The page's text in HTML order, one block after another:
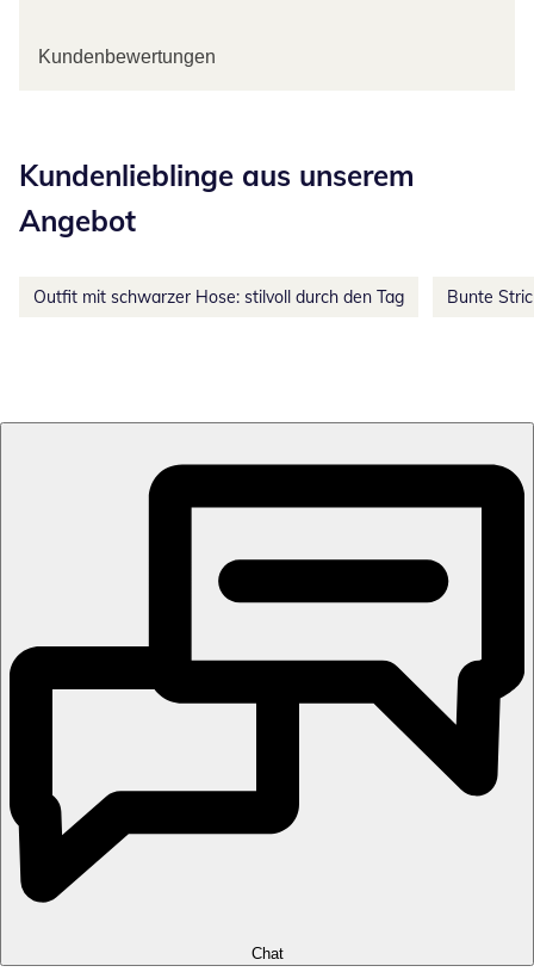
Kundenbewertungen
Kundenlieblinge aus unserem
Angebot
Outfit mit schwarzer Hose: stilvoll durch den Tag Bunte
Chat